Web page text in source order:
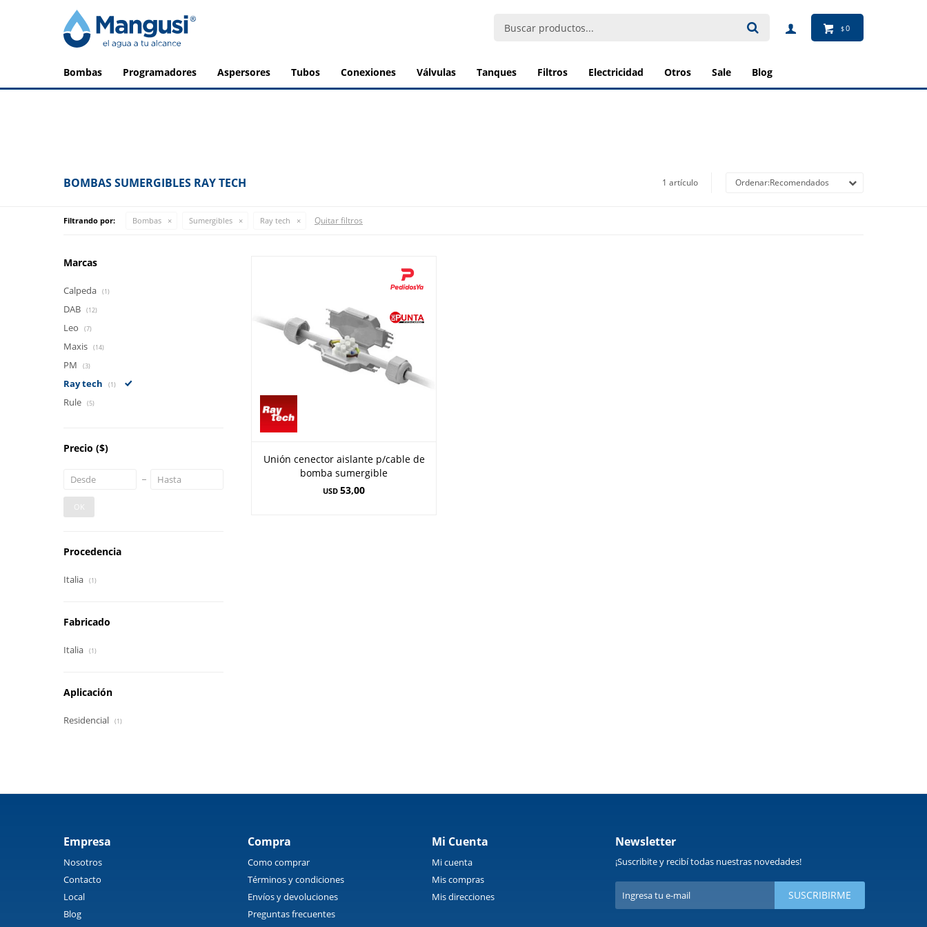
bombas programadores aspersores tubos conexiones válvulas tanques filtros electricidad otros sale blog
$0
BOMBAS SUMERGIBLES RAY TECH 1 artículo Recomendados
Filtrando por: Bombas Sumergibles Ray tech Quitar filtros
Unión cenector aislante p/cable de
bomba sumergible
USD 53,00
Marcas
Calpeda (1)
DAB (12)
Leo (7)
Maxis (14)
PM (3)
Ray tech (1)
Rule (5)
Precio ($)
OK
Procedencia
Italia (1)
Fabricado
Italia (1)
Aplicación
Residencial (1)
Empresa
Nosotros
Contacto
Local
Blog
Compra
Como comprar
Términos y condiciones
Envíos y devoluciones
Preguntas frecuentes
Mi Cuenta
Mi cuenta
Mis compras
Mis direcciones
Newsletter
¡Suscribite y recibí todas nuestras novedades!
SUSCRIBIRME